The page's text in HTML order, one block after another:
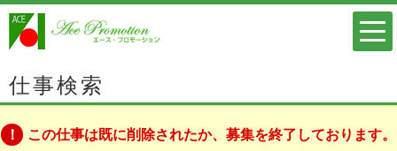
仕事検索
この仕事は既に削除されたか、募集を終了しております。